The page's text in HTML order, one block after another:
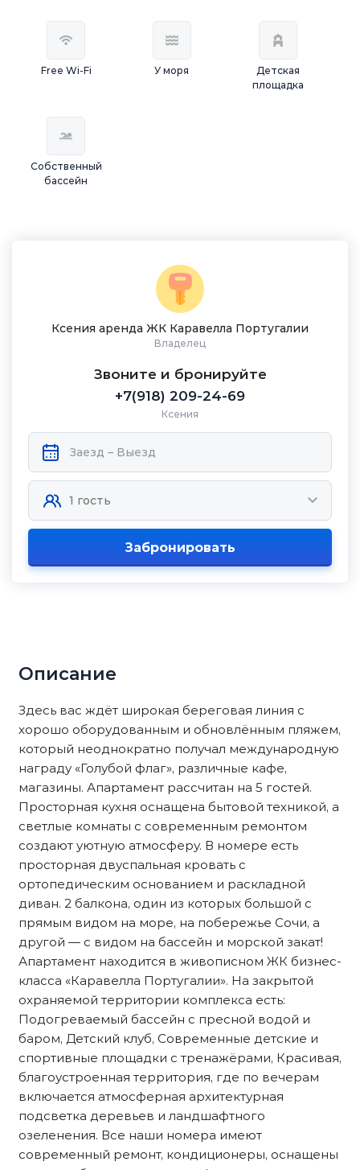
Free Wi-Fi У моря
Детская
площадка
Собственный
бассейн
Ксения аренда ЖК Каравелла Португалии
Владелец
Звоните и бронируйте
+7(918) 209-24-69
Ксения
Забронировать
Описание
Здесь вас ждёт широкая береговая линия с
хорошо оборудованным и обновлённым пляжем,
который неоднократно получал международную
награду «Голубой флаг», различные кафе,
магазины. Апартамент рассчитан на 5 гостей.
Просторная кухня оснащена бытовой техникой, а
светлые комнаты с современным ремонтом
создают уютную атмосферу. В номере есть
просторная двуспальная кровать с
ортопедическим основанием и раскладной
диван. 2 балкона, один из которых большой с
прямым видом на море, на побережье Сочи, а
другой — с видом на бассейн и морской закат!
Апартамент находится в живописном ЖК бизнес-
класса «Каравелла Португалии». На закрытой
охраняемой территории комплекса есть:
Подогреваемый бассейн с пресной водой и
баром, Детский клуб, Современные детские и
спортивные площадки с тренажёрами, Красивая,
благоустроенная территория, где по вечерам
включается атмосферная архитектурная
подсветка деревьев и ландшафтного
озеленения. Все наши номера имеют
современный ремонт, кондиционеры, оснащены